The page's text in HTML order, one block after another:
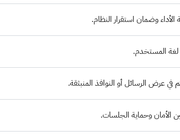
الأداء وضمان استقرار النظام.
المستخدم.
في عرض الرسائل أو النوافذ المنبثقة.
الأمان وحماية الجلسات.